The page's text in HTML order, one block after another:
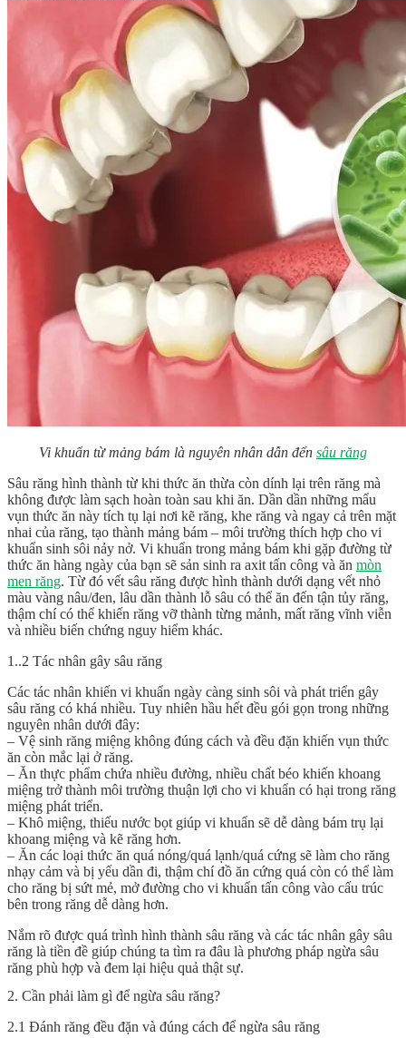
Vi khuẩn từ mảng bám là nguyên nhân dẫn đến sâu răng
Sâu răng hình thành từ khi thức ăn thừa còn dính lại trên răng mà
không được làm sạch hoàn toàn sau khi ăn. Dần dần những mẩu
vụn thức ăn này tích tụ lại nơi kẽ răng, khe răng và ngay cả trên mặt
nhai của răng, tạo thành mảng bám – môi trường thích hợp cho vi
khuẩn sinh sôi nảy nở. Vi khuẩn trong mảng bám khi gặp đường từ
thức ăn hàng ngày của bạn sẽ sản sinh ra axit tấn công và ăn mòn
men răng. Từ đó vết sâu răng được hình thành dưới dạng vết nhỏ
màu vàng nâu/đen, lâu dần thành lỗ sâu có thể ăn đến tận tủy răng,
thậm chí có thể khiến răng vỡ thành từng mảnh, mất răng vĩnh viễn
và nhiều biến chứng nguy hiểm khác.
1..2 Tác nhân gây sâu răng
Các tác nhân khiến vi khuẩn ngày càng sinh sôi và phát triển gây
sâu răng có khá nhiều. Tuy nhiên hầu hết đều gói gọn trong những
nguyên nhân dưới đây:
– Vệ sinh răng miệng không đúng cách và đều đặn khiến vụn thức
ăn còn mắc lại ở răng.
– Ăn thực phẩm chứa nhiều đường, nhiều chất béo khiến khoang
miệng trở thành môi trường thuận lợi cho vi khuẩn có hại trong răng
miệng phát triển.
– Khô miệng, thiếu nước bọt giúp vi khuẩn sẽ dễ dàng bám trụ lại
khoang miệng và kẽ răng hơn.
– Ăn các loại thức ăn quá nóng/quá lạnh/quá cứng sẽ làm cho răng
nhạy cảm và bị yếu dần đi, thậm chí đồ ăn cứng quá còn có thể làm
cho răng bị sứt mẻ, mở đường cho vi khuẩn tấn công vào cấu trúc
bên trong răng dễ dàng hơn.
Nắm rõ được quá trình hình thành sâu răng và các tác nhân gây sâu
răng là tiền đề giúp chúng ta tìm ra đâu là phương pháp ngừa sâu
răng phù hợp và đem lại hiệu quả thật sự.
2. Cần phải làm gì để ngừa sâu răng?
2.1 Đánh răng đều đặn và đúng cách để ngừa sâu răng